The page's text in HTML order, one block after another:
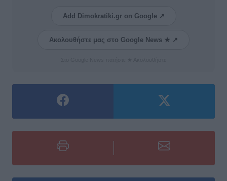
Add Dimokratiki.gr on Google ↗
Ακολουθήστε μας στο Google News ★ ↗